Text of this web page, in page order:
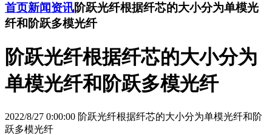
首页新闻资讯阶跃光纤根据纤芯的大小分为单模光
纤和阶跃多模光纤
阶跃光纤根据纤芯的大小分为
单模光纤和阶跃多模光纤
2022/8/27 0:00:00 阶跃光纤根据纤芯的大小分为单模光纤和阶
跃多模光纤